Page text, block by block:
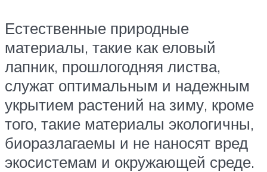
Естественные природные
материалы, такие как еловый
лапник, прошлогодняя листва,
служат оптимальным и надежным
укрытием растений на зиму, кроме
того, такие материалы экологичны,
биоразлагаемы и не наносят вред
экосистемам и окружающей среде.